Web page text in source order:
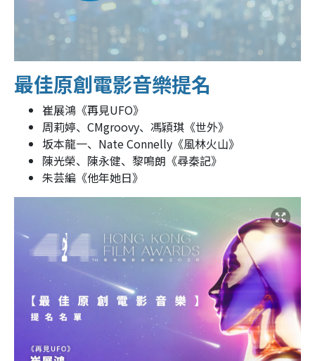
最佳原創電影音樂提名
崔展鴻《再見UFO》
周莉婷、CMgroovy、馮穎琪《世外》
坂本龍一、Nate Connelly《風林火山》
陳光榮、陳永健、黎鳴朗《尋秦記》
朱芸編《他年她日》